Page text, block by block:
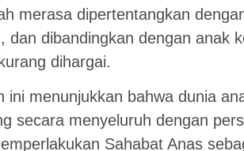
merasa dipertentangkan
dan dibandingkan dengan anak
dihargai.
ini menunjukkan bahwa dunia
secara menyeluruh dengan
Sahabat Anas